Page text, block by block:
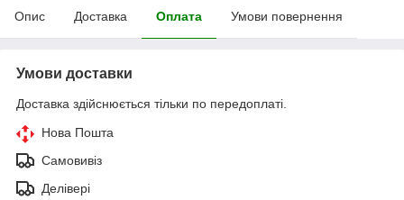
Опис Доставка Оплата Умови повернення
Умови доставки
Доставка здійснюється тільки по передоплаті.
Нова Пошта
Самовивіз
Делівері